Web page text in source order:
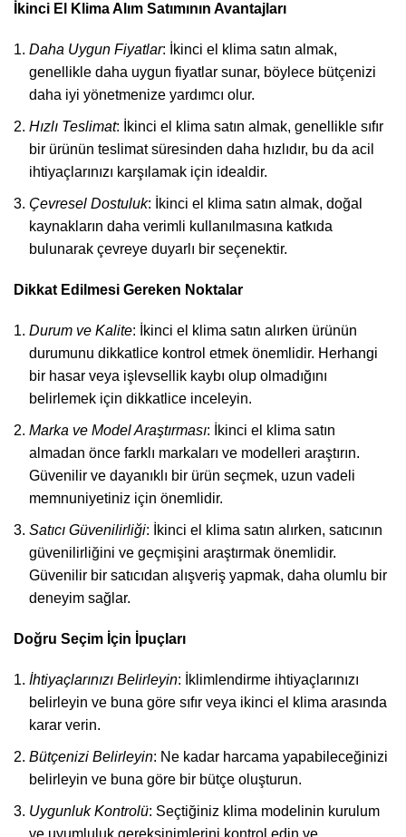
İkinci El Klima Alım Satımının Avantajları
Daha Uygun Fiyatlar: İkinci el klima satın almak,
genellikle daha uygun fiyatlar sunar, böylece bütçenizi
daha iyi yönetmenize yardımcı olur.
Hızlı Teslimat: İkinci el klima satın almak, genellikle sıfır
bir ürünün teslimat süresinden daha hızlıdır, bu da acil
ihtiyaçlarınızı karşılamak için idealdir.
Çevresel Dostuluk: İkinci el klima satın almak, doğal
kaynakların daha verimli kullanılmasına katkıda
bulunarak çevreye duyarlı bir seçenektir.
Dikkat Edilmesi Gereken Noktalar
Durum ve Kalite: İkinci el klima satın alırken ürünün
durumunu dikkatlice kontrol etmek önemlidir. Herhangi
bir hasar veya işlevsellik kaybı olup olmadığını
belirlemek için dikkatlice inceleyin.
Marka ve Model Araştırması: İkinci el klima satın
almadan önce farklı markaları ve modelleri araştırın.
Güvenilir ve dayanıklı bir ürün seçmek, uzun vadeli
memnuniyetiniz için önemlidir.
Satıcı Güvenilirliği: İkinci el klima satın alırken, satıcının
güvenilirliğini ve geçmişini araştırmak önemlidir.
Güvenilir bir satıcıdan alışveriş yapmak, daha olumlu bir
deneyim sağlar.
Doğru Seçim İçin İpuçları
İhtiyaçlarınızı Belirleyin: İklimlendirme ihtiyaçlarınızı
belirleyin ve buna göre sıfır veya ikinci el klima arasında
karar verin.
Bütçenizi Belirleyin: Ne kadar harcama yapabileceğinizi
belirleyin ve buna göre bir bütçe oluşturun.
Uygunluk Kontrolü: Seçtiğiniz klima modelinin kurulum
ve uyumluluk gereksinimlerini kontrol edin ve